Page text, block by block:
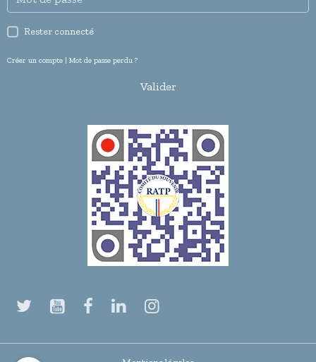
Rester connecté
Créer un compte | Mot de passe perdu ?
Valider